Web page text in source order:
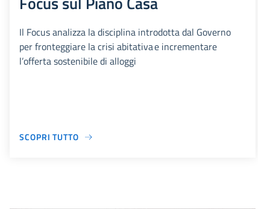
Il Focus analizza la disciplina introdotta dal Governo
per fronteggiare la crisi abitativa e incrementare
l’offerta sostenibile di alloggi
SCOPRI TUTTO